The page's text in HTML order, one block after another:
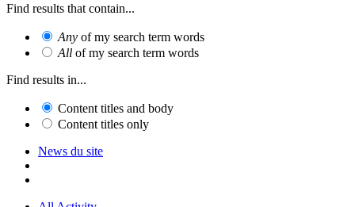
Find results that contain...
Any of my search term words
All of my search term words
Find results in...
Content titles and body
Content titles only
News du site